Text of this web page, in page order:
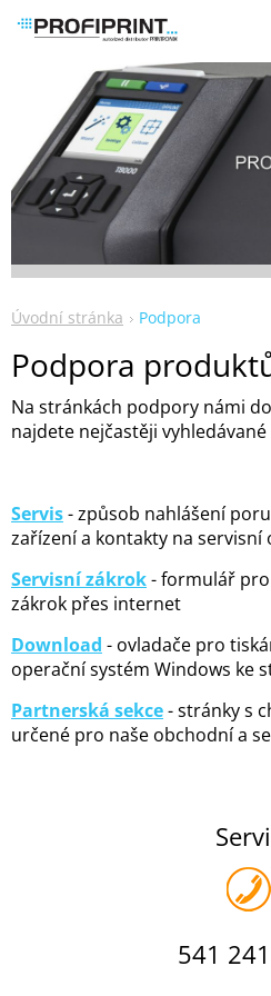
Úvodní stránka Podpora
Podpora
Na stránkách podpory námi
najdete nejčastěji vyhledávané
Servis- způsob nahlášení
zařízení a kontakty na servisní
Servisní zákrok- formulář
zákrok přes internet
Download - ovladače pro
operační systém Windows ke
Partnerská sekce- stránky s
určené pro naše obchodní a
541